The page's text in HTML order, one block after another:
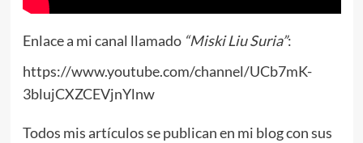
Enlace a mi canal llamado “Miski Liu Suria”:
https://www.youtube.com/channel/UCb7mK-
3blujCXZCEVjnYlnw
Todos mis artículos se publican en mi blog con sus